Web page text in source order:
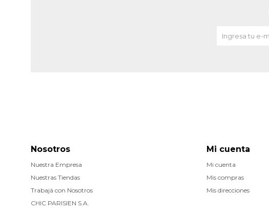
Nosotros
Nuestra Empresa
Nuestras Tiendas
Trabajá con Nosotros
CHIC PARISIEN S.A.
Mi cuenta
Mi cuenta
Mis compras
Mis direcciones